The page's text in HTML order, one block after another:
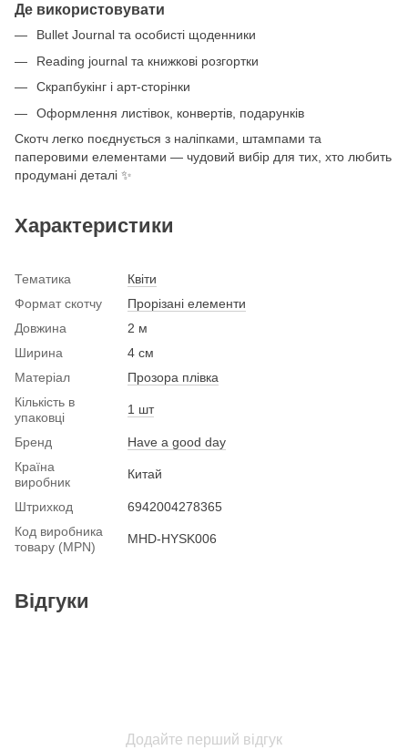
Де використовувати
Bullet Journal та особисті щоденники
Reading journal та книжкові розгортки
Скрапбукінг і арт-сторінки
Оформлення листівок, конвертів, подарунків
Скотч легко поєднується з наліпками, штампами та
паперовими елементами — чудовий вибір для тих, хто любить
продумані деталі ✨
Характеристики
Тематика
Квіти
Формат скотчу
Прорізані елементи
Довжина
2 м
Ширина
4 см
Матеріал
Прозора плівка
Кількість в
упаковці
1 шт
Бренд
Have a good day
Країна
виробник
Китай
Штрихкод
6942004278365
Код виробника
товару (MPN)
MHD-HYSK006
Відгуки
Додайте перший відгук